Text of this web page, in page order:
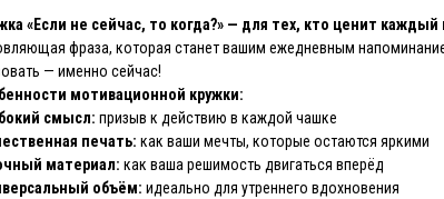
«Если не сейчас, то когда?» — для тех, кто ценит
фраза, которая станет вашим ежедневным
— именно сейчас!
мотивационной кружки:
смысл: призыв к действию в каждой чашке
печать: как ваши мечты, которые остаются яркими
материал: как ваша решимость двигаться вперёд
объём: идеально для утреннего вдохновения